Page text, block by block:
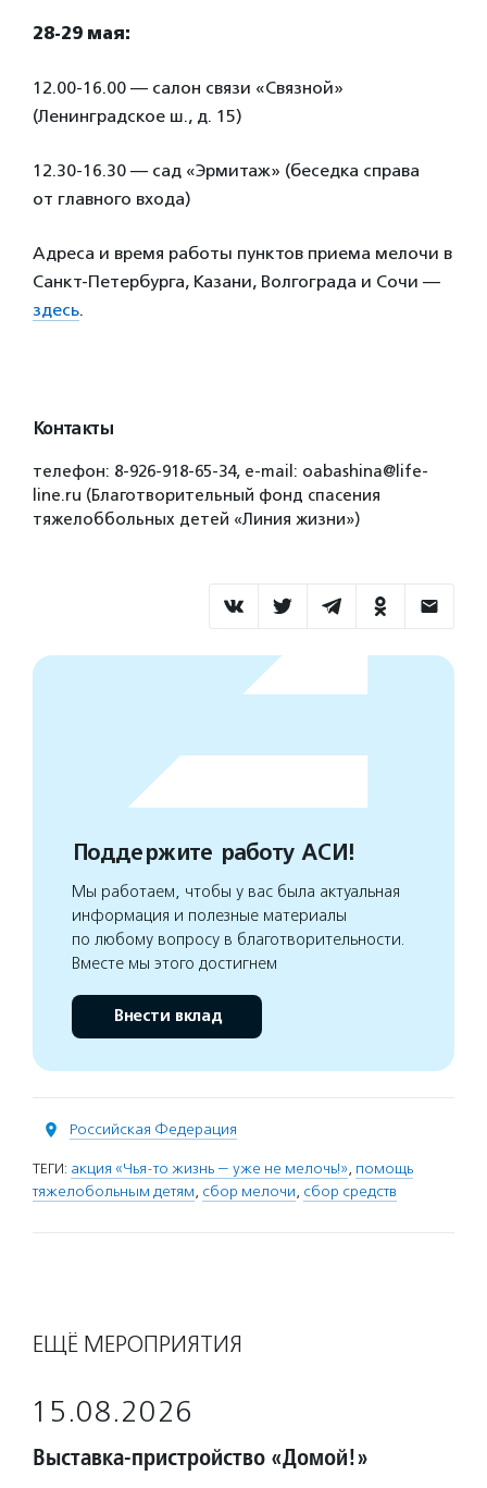
28-29 мая:
12.00-16.00 — салон связи «Связной»
(Ленинградское ш., д. 15)
12.30-16.30 — сад «Эрмитаж» (беседка справа
от главного входа)
Адреса и время работы пунктов приема мелочи в
Санкт-Петербурга, Казани, Волгограда и Сочи —
здесь.
Контакты
телефон: 8-926-918-65-34, e-mail: oabashina@life-
line.ru (Благотворительный фонд спасения
тяжелоббольных детей «Линия жизни»)
Поддержите работу АСИ!
Мы работаем, чтобы у вас была актуальная
информация и полезные материалы
по любому вопросу в благотворительности.
Вместе мы этого достигнем
Внести вклад
Российская Федерация
ТЕГИ: акция «Чья-то жизнь — уже не мелочь!», помощь
тяжелобольным детям, сбор мелочи, сбор средств
ЕЩЁ МЕРОПРИЯТИЯ
15.08.2026
Выставка-пристройство «Домой!»